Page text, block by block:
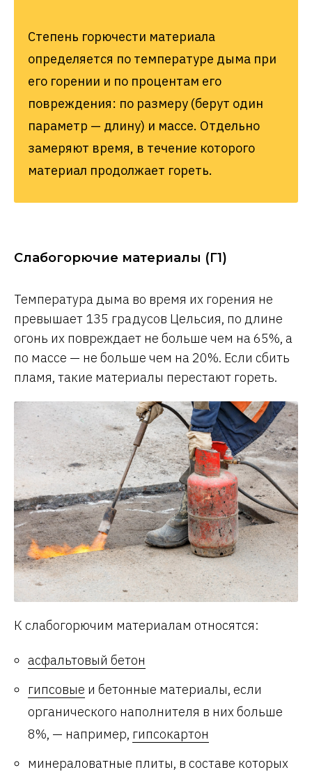
Степень горючести материала
определяется по температуре дыма при
его горении и по процентам его
повреждения: по размеру (берут один
параметр — длину) и массе. Отдельно
замеряют время, в течение которого
материал продолжает гореть.
Слабогорючие материалы (Г1)
Температура дыма во время их горения не
превышает 135 градусов Цельсия, по длине
огонь их повреждает не больше чем на 65%, а
по массе — не больше чем на 20%. Если сбить
пламя, такие материалы перестают гореть.
К слабогорючим материалам относятся:
асфальтовый бетон
гипсовые и бетонные материалы, если
органического наполнителя в них больше
8%, — например, гипсокартон
минераловатные плиты, в составе которых